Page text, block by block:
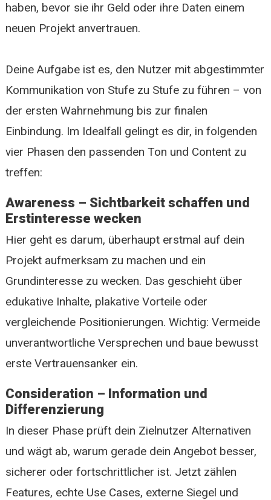
haben, bevor sie ihr Geld oder ihre Daten einem
neuen Projekt anvertrauen.
Deine Aufgabe ist es, den Nutzer mit abgestimmter
Kommunikation von Stufe zu Stufe zu führen – von
der ersten Wahrnehmung bis zur finalen
Einbindung. Im Idealfall gelingt es dir, in folgenden
vier Phasen den passenden Ton und Content zu
treffen:
Awareness – Sichtbarkeit schaffen und
Erstinteresse wecken
Hier geht es darum, überhaupt erstmal auf dein
Projekt aufmerksam zu machen und ein
Grundinteresse zu wecken. Das geschieht über
edukative Inhalte, plakative Vorteile oder
vergleichende Positionierungen. Wichtig: Vermeide
unverantwortliche Versprechen und baue bewusst
erste Vertrauensanker ein.
Consideration – Information und
Differenzierung
In dieser Phase prüft dein Zielnutzer Alternativen
und wägt ab, warum gerade dein Angebot besser,
sicherer oder fortschrittlicher ist. Jetzt zählen
Features, echte Use Cases, externe Siegel und